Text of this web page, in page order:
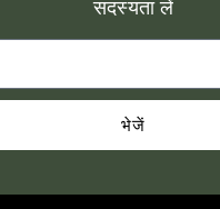
सदस्यता लें
भेजें